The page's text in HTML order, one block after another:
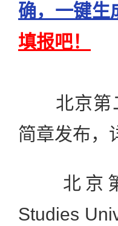
确，一键生
填报吧！
北京第二
简章发布，
北京第
Studies